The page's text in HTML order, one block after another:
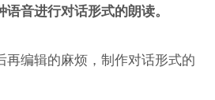
音进行对话形式的朗读。
再编辑的麻烦，制作对话形式的